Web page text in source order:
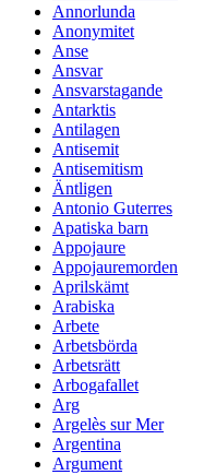
Annorlunda
Anonymitet
Anse
Ansvar
Ansvarstagande
Antarktis
Antilagen
Antisemit
Antisemitism
Äntligen
Antonio Guterres
Apatiska barn
Appojaure
Appojauremorden
Aprilskämt
Arabiska
Arbete
Arbetsbörda
Arbetsrätt
Arbogafallet
Arg
Argelès sur Mer
Argentina
Argument